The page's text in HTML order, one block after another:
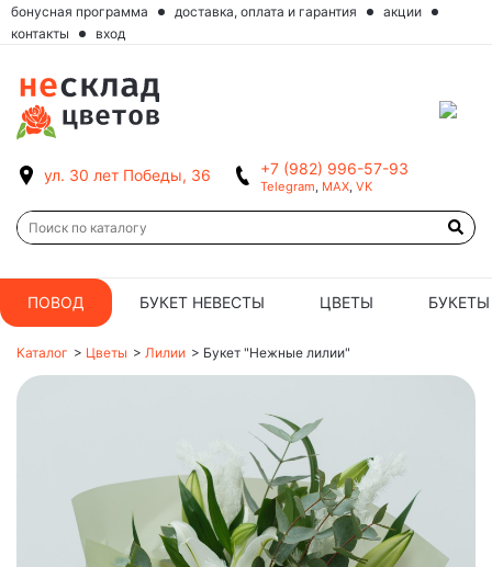
бонусная программа доставка, оплата и гарантия
акции
контакты
вход
ул. 30 лет Победы, 36 +7 (982) 996-57-93
Telegram, MAX, VK
ПОВОД БУКЕТ НЕВЕСТЫ ЦВЕТЫ БУКЕТЫ
Каталог > Цветы > Лилии > Букет "Нежные лилии"